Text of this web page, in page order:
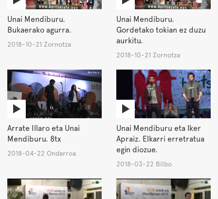
Unai Mendiburu.
Bukaerako agurra.
2018-10-21 Zornotza
Unai Mendiburu.
Gordetako tokian ez duzu
aurkitu.
2018-10-21 Zornotza
Arrate Illaro eta Unai
Mendiburu. 8tx
2018-04-22 Ondarroa
Unai Mendiburu eta Iker
Apraiz. Elkarri erretratua
egin diozue.
2018-03-22 Bilbo